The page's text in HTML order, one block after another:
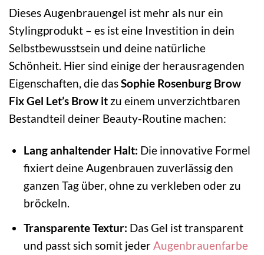
Dieses Augenbrauengel ist mehr als nur ein
Stylingprodukt – es ist eine Investition in dein
Selbstbewusstsein und deine natürliche
Schönheit. Hier sind einige der herausragenden
Eigenschaften, die dasSophie Rosenburg Brow
Fix Gel Let’s Brow it zu einem unverzichtbaren
Bestandteil deiner Beauty-Routine machen:
Lang anhaltender Halt: Die innovative Formel
fixiert deine Augenbrauen zuverlässig den
ganzen Tag über, ohne zu verkleben oder zu
bröckeln.
Transparente Textur: Das Gel ist transparent
und passt sich somit jederAugenbrauenfarbe